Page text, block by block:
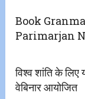
Book
Parimarjan
विश्व शांति के
वेबिनार आयोजित